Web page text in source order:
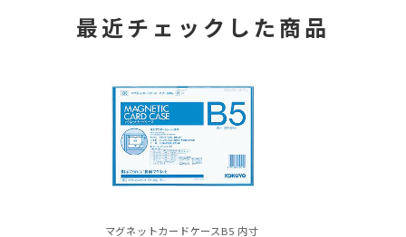
最近チェックした商品
マグネットカードケースB5 内寸